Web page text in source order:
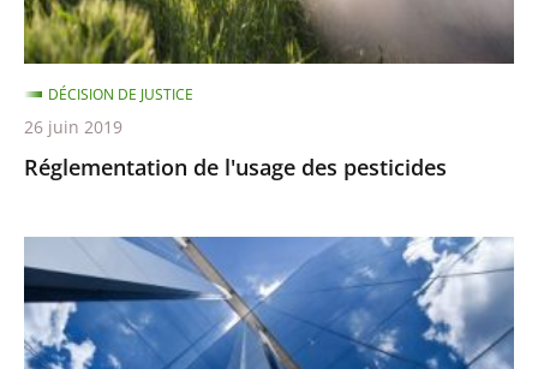
Réglementation de l'usage des pesticides
DÉCISION DE JUSTICE
26 juin 2019
contre
les
jugements